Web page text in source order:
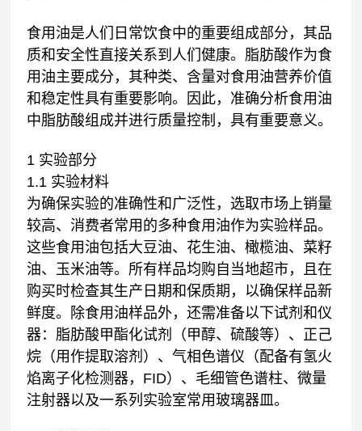
食用油是人们日常饮食中的重要组成部分，其品
质和安全性直接关系到人们健康。脂肪酸作为食
用油主要成分，其种类、含量对食用油营养价值
和稳定性具有重要影响。因此，准确分析食用油
中脂肪酸组成并进行质量控制，具有重要意义。
1 实验部分
1.1 实验材料
为确保实验的准确性和广泛性，选取市场上销量
较高、消费者常用的多种食用油作为实验样品。
这些食用油包括大豆油、花生油、橄榄油、菜籽
油、玉米油等。所有样品均购自当地超市，且在
购买时检查其生产日期和保质期，以确保样品新
鲜度。除食用油样品外，还需准备以下试剂和仪
器：脂肪酸甲酯化试剂（甲醇、硫酸等）、正己
烷（用作提取溶剂）、气相色谱仪（配备有氢火
焰离子化检测器，FID）、毛细管色谱柱、微量
注射器以及一系列实验室常用玻璃器皿。